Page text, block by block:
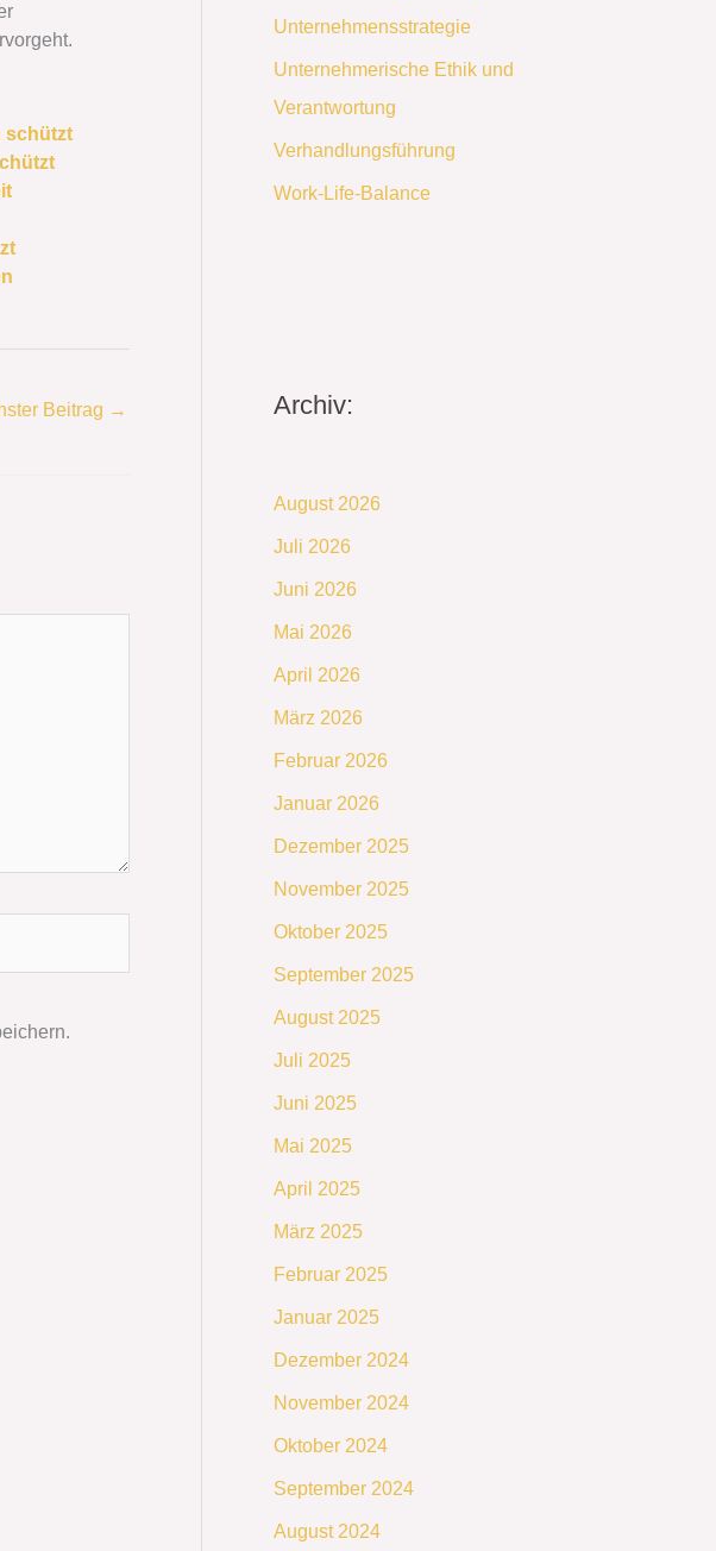
schützt
Beitrag →
Unternehmensstrategie
Unternehmerische Ethik und
Verantwortung
Verhandlungsführung
Work-Life-Balance
Archiv:
August 2026
Juli 2026
Juni 2026
Mai 2026
April 2026
März 2026
Februar 2026
Januar 2026
Dezember 2025
November 2025
Oktober 2025
September 2025
August 2025
Juli 2025
Juni 2025
Mai 2025
April 2025
März 2025
Februar 2025
Januar 2025
Dezember 2024
November 2024
Oktober 2024
September 2024
August 2024